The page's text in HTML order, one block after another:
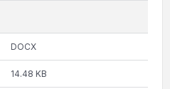
DOCX
14.48 KB